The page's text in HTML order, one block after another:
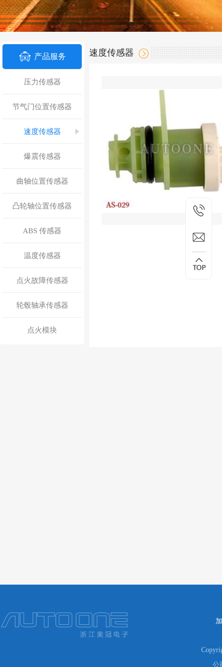
产品服务
压力传感器
节气门位置传感器
速度传感器
爆震传感器
曲轴位置传感器
凸轮轴位置传感器
ABS 传感器
温度传感器
点火故障传感器
轮毂轴承传感器
点火模块
速度传感器
公